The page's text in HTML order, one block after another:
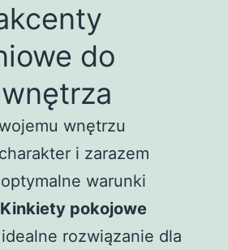
do
wnętrzu
i zarazem
warunki
Kinkiety pokojowe
rozwiązanie dla